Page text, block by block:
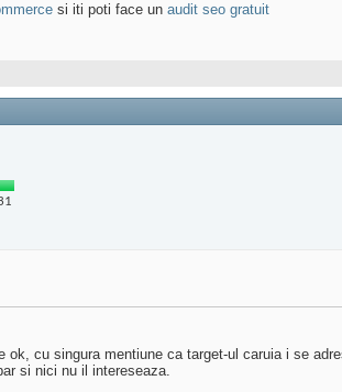
si iti poti face un audit seo gratuit
cu singura mentiune ca target-ul caruia i se
si nici nu il intereseaza.